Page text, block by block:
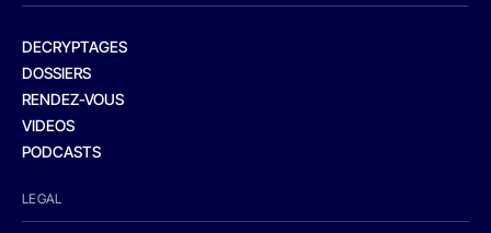
DECRYPTAGES
DOSSIERS
RENDEZ-VOUS
VIDEOS
PODCASTS
LEGAL